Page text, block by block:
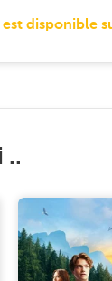
disponible
..